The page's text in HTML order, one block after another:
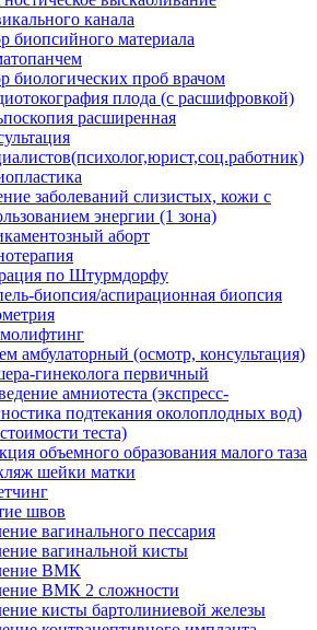
канала
биопсийного материала
биологических проб врачом
плода (с расшифровкой)
расширенная
заболеваний слизистых, кожи с
энергии (1 зона)
аборт
по Штурмдорфу
биопсия/аспирационная биопсия
амбулаторный (осмотр, консультация)
гинеколога первичный
амниотеста (экспресс-
подтекания околоплодных вод)
теста)
объемного образования малого таза
шейки матки
швов
вагинального пессария
вагинальной кисты
ВМК
ВМК 2 сложности
кисты бартолиниевой железы